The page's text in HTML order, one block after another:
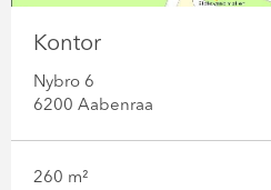
Kontor
Nybro 6
6200 Aabenraa
260 m²